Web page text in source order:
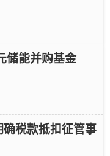
储能并购基金
税款抵扣征管事